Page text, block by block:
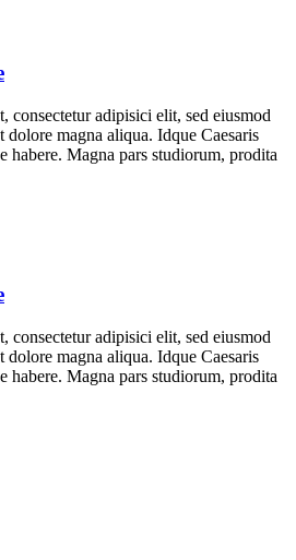
consectetur adipisici elit, sed eiusmod
magna aliqua. Idque Caesaris
habere. Magna pars studiorum, prodita
consectetur adipisici elit, sed eiusmod
magna aliqua. Idque Caesaris
habere. Magna pars studiorum, prodita